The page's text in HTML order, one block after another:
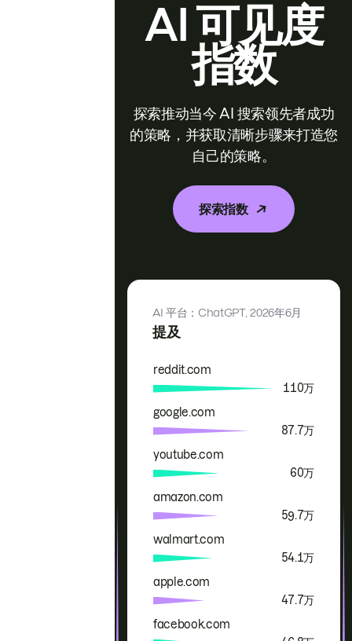
AI 可见度
指数
探索推动当今 AI 搜索领先者成功
的策略，并获取清晰步骤来打造您
自己的策略。
探索指数
提及
AI 平台：ChatGPT,2026年6月
品牌 提及
reddit.com
110万
google.com
87.7万
youtube.com
60万
amazon.com
59.7万
walmart.com
54.1万
apple.com
47.7万
facebook.com